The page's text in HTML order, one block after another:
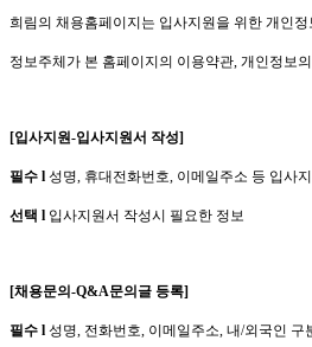
희림의 채용홈페이지는 입사지원을 위한 개인
정보주체가 본 홈페이지의 이용약관 개인정보
[입사지원-입사지원서 작성]
필수 l 성명 휴대전화번호 이메일주소 등 입사
선택 l 입사지원서 작성시 필요한 정보
[채용문의-Q&A문의글 등록]
필수 l 성명 전화번호 이메일주소 내/외국인 구